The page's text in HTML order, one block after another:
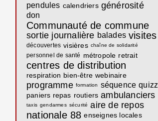
pendules calendriers générosité
don
Communauté de commune
sortie journalière balades visites
découvertes visières chaîne de solidarité
personnel de santé métropole retrait
centres de distribution
respiration bien-être webinaire
programme formation séquence quizz
paniers repas routiers ambulanciers
taxis gendarmes sécurité aire de repos
nationale 88 enseignes locales